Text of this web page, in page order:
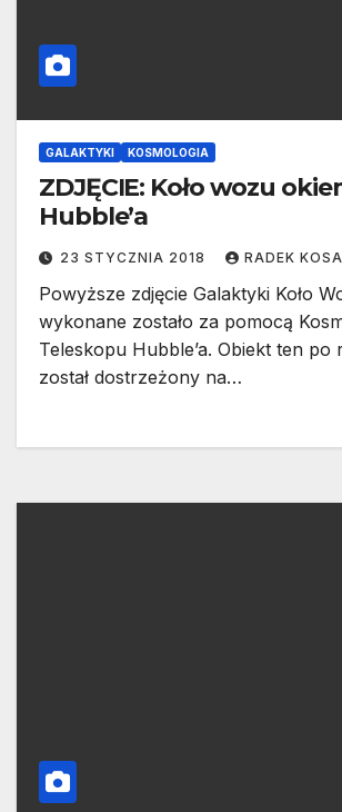
GALAKTYKI KOSMOLOGIA
ZDJĘCIE: Koło wozu
Hubble’a
23 STYCZNIA 2018 RADEK
Powyższe zdjęcie Galaktyki Koło
wykonane zostało za pomocą
Teleskopu Hubble’a. Obiekt ten po
został dostrzeżony na…